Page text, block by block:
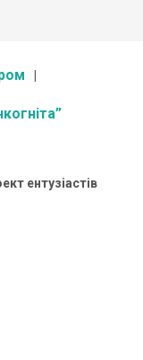
ентузіастів